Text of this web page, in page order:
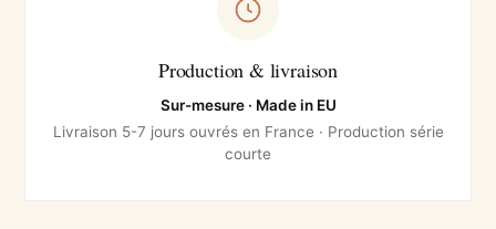
Production & livraison
Sur-mesure · Made in EU
Livraison 5-7 jours ouvrés en France · Production série
courte